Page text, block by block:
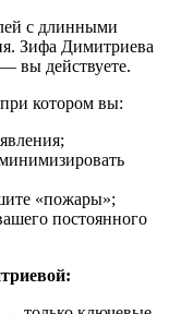
с длинными
Зифа Димитриева
вы действуете.
котором вы:
«пожары»;
постоянного